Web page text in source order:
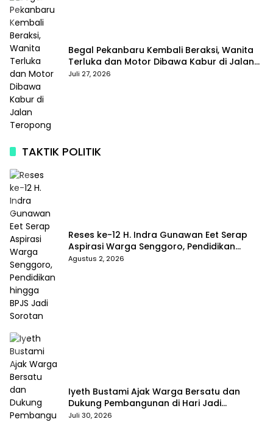
Begal Pekanbaru Kembali Beraksi, Wanita
Terluka dan Motor Dibawa Kabur di Jalan
Teropong
Juli 27, 2026
TAKTIK POLITIK
Reses ke-12 H. Indra Gunawan Eet Serap
Aspirasi Warga Senggoro, Pendidikan
hingga BPJS Jadi Sorotan
Agustus 2, 2026
Iyeth Bustami Ajak Warga Bersatu dan
Dukung Pembangunan di Hari Jadi
Bengkalis ke-514
Juli 30, 2026